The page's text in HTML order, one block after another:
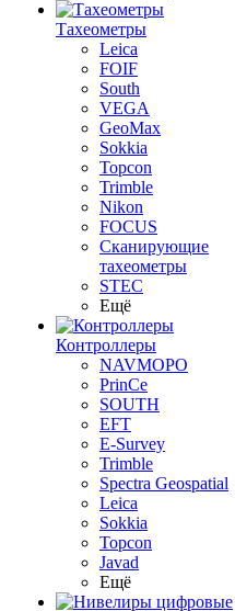
Тахеометры
Leica
FOIF
South
VEGA
GeoMax
Sokkia
Topcon
Trimble
Nikon
FOCUS
Сканирующие
тахеометры
STEC
Ещё
Контроллеры
NAVMOPO
PrinCe
SOUTH
EFT
E-Survey
Trimble
Spectra Geospatial
Leica
Sokkia
Topcon
Javad
Ещё